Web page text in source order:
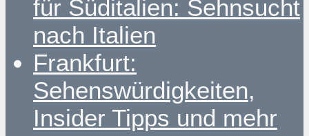
für Süditalien: Sehnsucht
nach Italien
Frankfurt:
Sehenswürdigkeiten,
Insider Tipps und mehr